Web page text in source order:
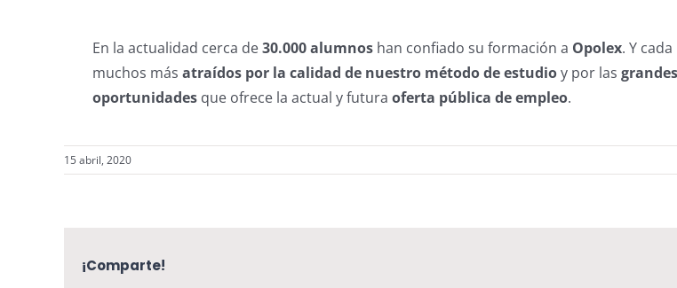
En la actualidad cerca de30.000 alumnoshan confiado su formación a Opolex. Y
muchos más atraídos por la calidad de nuestro método de estudioy por las grandes
oportunidadesque ofrece la actual y futura oferta pública de empleo.
15 abril, 2020
¡Comparte!